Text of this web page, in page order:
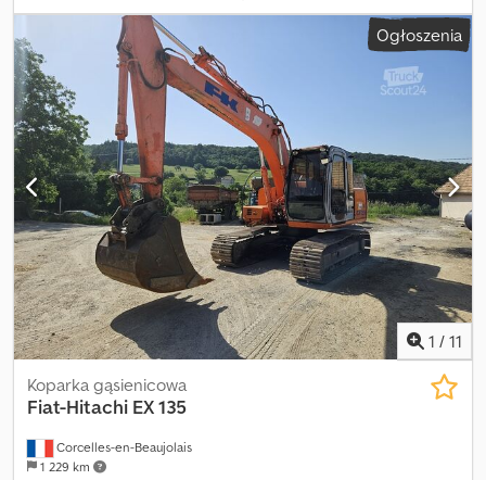
Ogłoszenia
1 / 11
Corcelles-en-Beaujolais
1 229 km
Koparka gąsienicowa
Fiat-Hitachi EX 135